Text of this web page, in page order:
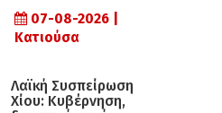
07-08-2026 |
Κατιούσα
Λαϊκή Συσπείρωση
Χίου: Κυβέρνηση,